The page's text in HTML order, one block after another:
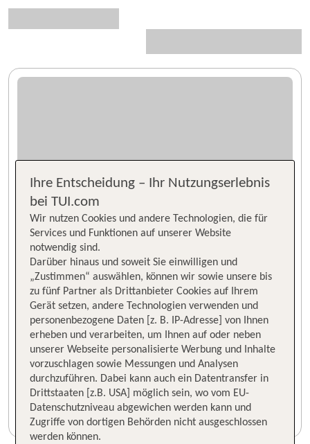
Ihre Entscheidung – Ihr Nutzungserlebnis
bei TUI.com
Wir nutzen Cookies und andere Technologien, die für
Services und Funktionen auf unserer Website
notwendig sind.
Darüber hinaus und soweit Sie einwilligen und
„Zustimmen“ auswählen, können wir sowie unsere bis
zu fünf Partner als Drittanbieter Cookies auf Ihrem
Gerät setzen, andere Technologien verwenden und
personenbezogene Daten [z. B. IP-Adresse] von Ihnen
erheben und verarbeiten, um Ihnen auf oder neben
unserer Webseite personalisierte Werbung und Inhalte
vorzuschlagen sowie Messungen und Analysen
durchzuführen. Dabei kann auch ein Datentransfer in
Drittstaaten [z.B. USA] möglich sein, wo vom EU-
Datenschutzniveau abgewichen werden kann und
Zugriffe von dortigen Behörden nicht ausgeschlossen
werden können.